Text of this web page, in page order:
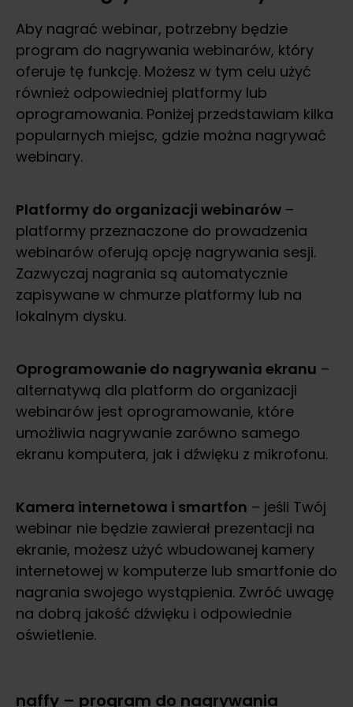
Aby nagrać webinar, potrzebny będzie
program do nagrywania webinarów, który
oferuje tę funkcję. Możesz w tym celu użyć
również odpowiedniej platformy lub
oprogramowania. Poniżej przedstawiam kilka
popularnych miejsc, gdzie można nagrywać
webinary.
Platformy do organizacji webinarów –
platformy przeznaczone do prowadzenia
webinarów oferują opcję nagrywania sesji.
Zazwyczaj nagrania są automatycznie
zapisywane w chmurze platformy lub na
lokalnym dysku.
Oprogramowanie do nagrywania ekranu –
alternatywą dla platform do organizacji
webinarów jest oprogramowanie, które
umożliwia nagrywanie zarówno samego
ekranu komputera, jak i dźwięku z mikrofonu.
Kamera internetowa i smartfon – jeśli Twój
webinar nie będzie zawierał prezentacji na
ekranie, możesz użyć wbudowanej kamery
internetowej w komputerze lub smartfonie do
nagrania swojego wystąpienia. Zwróć uwagę
na dobrą jakość dźwięku i odpowiednie
oświetlenie.
naffy – program do nagrywania